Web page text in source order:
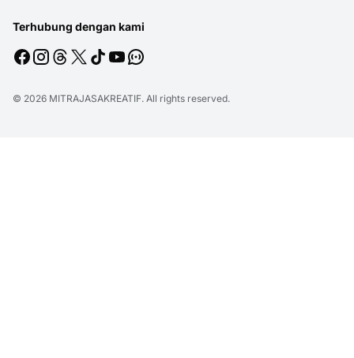
Terhubung dengan kami
© 2026 MITRAJASAKREATIF. All rights reserved.